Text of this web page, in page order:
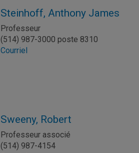
Steinhoff, Anthony James
Professeur
(514) 987-3000 poste 8310
Courriel
Sweeny, Robert
Professeur associé
(514) 987-4154